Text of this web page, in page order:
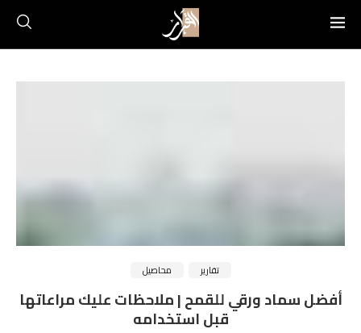
تقارير محاصيل
أفضل سماد ورقي للقمح | ملاحظات عليك مراعاتها
قبل استخدامه